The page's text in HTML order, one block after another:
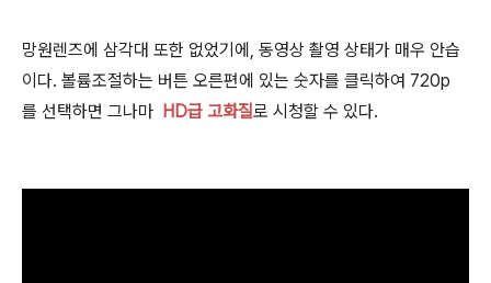
망원렌즈에 삼각대 또한 없었기에, 동영상 촬영 상태가 매우 안습
이다. 볼륨조절하는 버튼 오른편에 있는 숫자를 클릭하여 720p
를 선택하면 그나마 HD급 고화질로 시청할 수 있다.